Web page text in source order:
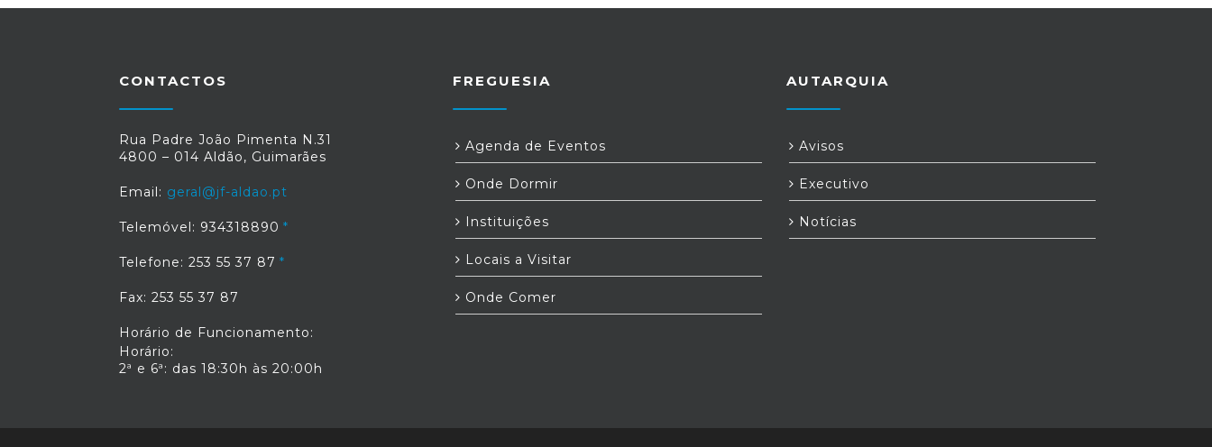
CONTACTOS
Rua Padre João Pimenta N.31
4800 – 014 Aldão, Guimarães
Email: geral@jf-aldao.pt
Telemóvel: 934318890
Telefone: 253 55 37 87
Fax: 253 55 37 87
Horário de Funcionamento:
Horário:
2ª e 6ª: das 18:30h às 20:00h
FREGUESIA
Agenda de Eventos
Onde Dormir
Instituições
Locais a Visitar
Onde Comer
AUTARQUIA
Avisos
Executivo
Notícias